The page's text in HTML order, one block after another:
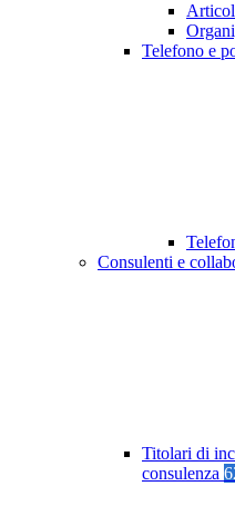
Telefono e
Consulenti e
Titolari di
consulenza